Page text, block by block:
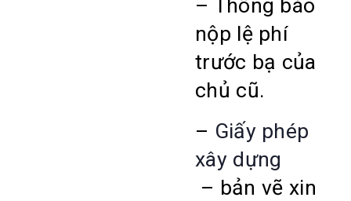
– Thông báo
nộp lệ phí
trước bạ của
chủ cũ.
– Giấy phép
xây dựng
– bản vẽ xin